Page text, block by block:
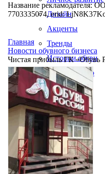
Дизайн
Акценты
Тренды
Истории обуви
Производство
Название рекламодателя:
7703335074, erid:
Главная
Новости обувного бизнеса
Чистая прибыль ГК «Обувь